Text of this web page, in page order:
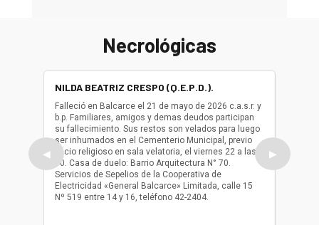
Necrológicas
◀
NILDA BEATRIZ CRESPO (Q.E.P.D.).
Falleció en Balcarce el 21 de mayo de 2026 c.a.s.r. y
b.p. Familiares, amigos y demas deudos participan
su fallecimiento. Sus restos son velados para luego
ser inhumados en el Cementerio Municipal, previo
oficio religioso en sala velatoria, el viernes 22 a las
10. Casa de duelo: Barrio Arquitectura N° 70.
Servicios de Sepelios de la Cooperativa de
Electricidad «General Balcarce» Limitada, calle 15
Nº 519 entre 14 y 16, teléfono 42-2404.
ser
oficio
▶